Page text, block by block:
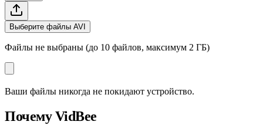
Выберите файлы AVI
Файлы не выбраны (до 10 файлов, максимум 2 ГБ)
Ваши файлы никогда не покидают устройство.
Почему VidBee